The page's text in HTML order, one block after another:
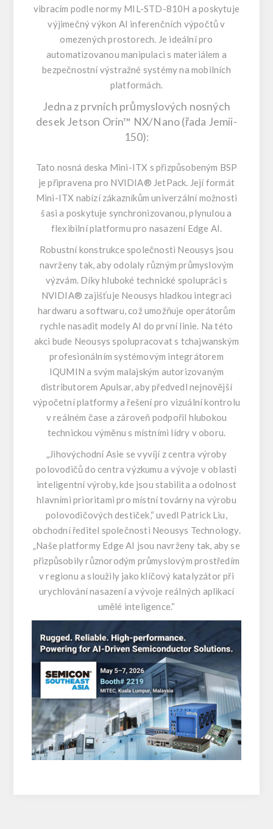
vibracím podle normy MIL-STD-810H a poskytuje
výjimečný výkon AI inferenčních výpočtů v
omezených prostorech. Je ideální pro
automatizovanou manipulaci s materiálem a
bezpečnostní výstražné systémy na mobilních
platformách.
Jedna z prvních průmyslových nosných
desek Jetson Orin™ NX/Nano (řada Jemii-
150):
Tato nosná deska Mini-ITX s přizpůsobeným BSP
je připravena pro NVIDIA® JetPack. Její formát
Mini-ITX nabízí zákazníkům univerzální možnosti
šasi a poskytuje synchronizovanou, plynulou a
flexibilní platformu pro nasazení Edge AI.
Robustní konstrukce společnosti Neousys jsou
navrženy tak, aby odolaly různým průmyslovým
výzvám. Díky hluboké technické spolupráci s
NVIDIA® zajišťuje Neousys hladkou integraci
hardwaru a softwaru, což umožňuje operátorům
rychle nasadit modely AI do první linie. Na této
akci bude Neousys spolupracovat s tchajwanským
profesionálním systémovým integrátorem
IQUMIN a svým malajským autorizovaným
distributorem Apulsar, aby předvedl nejnovější
výpočetní platformy a řešení pro vizuální kontrolu
v reálném čase a zároveň podpořil hlubokou
technickou výměnu s místními lídry v oboru.
„Jihovýchodní Asie se vyvíjí z centra výroby
polovodičů do centra výzkumu a vývoje v oblasti
inteligentní výroby, kde jsou stabilita a odolnost
hlavními prioritami pro místní továrny na výrobu
polovodičových destiček,“ uvedl Patrick Liu,
obchodní ředitel společnosti Neousys Technology.
„Naše platformy Edge AI jsou navrženy tak, aby se
přizpůsobily různorodým průmyslovým prostředím
v regionu a sloužily jako klíčový katalyzátor při
urychlování nasazení a vývoje reálných aplikací
umělé inteligence.“